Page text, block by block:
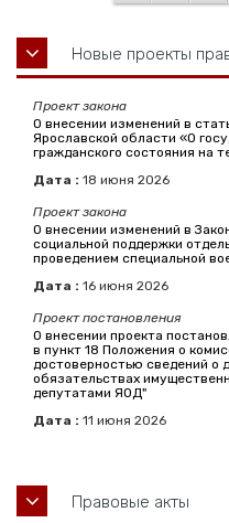
Новые проекты
Проект закона
О внесении изменений в
Ярославской области «О
гражданского состояния на
Дата : 18 июня 2026
Проект закона
О внесении изменений в
социальной поддержки
проведением специальной
Дата : 16 июня 2026
Проект постановления
О внесении проекта
в пункт 18 Положения о
достоверностью сведений о
обязательствах
депутатами ЯОД"
Дата : 11 июня 2026
Правовые акты